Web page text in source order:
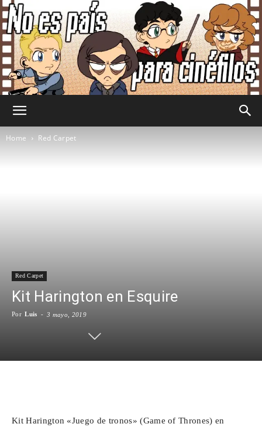
Home Red Carpet
Red Carpet
Kit Harington en Esquire
Por Luis - 3 mayo, 2019
Kit Harington «Juego de tronos» (Game of Thrones) en